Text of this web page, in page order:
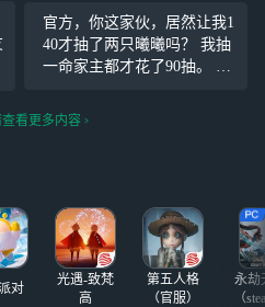
好向，传影，代表阿丰为他
的父母剪了一封窗花 还有一
个是结啊，我这才注意到，
结被抓去做实验的时候太小
官方，你这家伙，居然让我1
40才抽了两只曦曦吗？ 我抽
一命家主都才花了90抽。 好
接换了。 其实曦曦根本就不
看更多内容
对
光遇-致梵
高
第五人格
（官服）
永劫
（